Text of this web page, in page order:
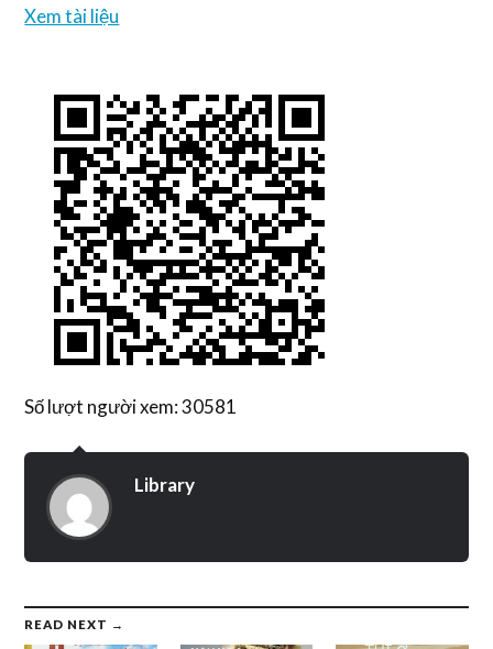
Xem tài liệu
Số lượt người xem: 30581
Library
READ NEXT →